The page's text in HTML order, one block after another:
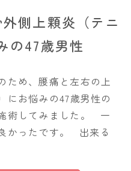
側上顆炎（テニ
の47歳男性
ため、腰痛と左右の上
にお悩みの47歳男性の
術してみました。 一
かったです。 出来る